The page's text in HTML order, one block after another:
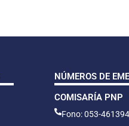
NÚMEROS DE
COMISARÍA PNP
Fono: 053-